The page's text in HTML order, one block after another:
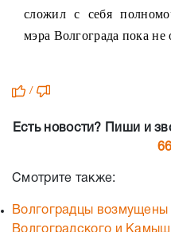
сложил с себя
мэра Волгограда пока не
/
Есть новости? Пиши и
Смотрите также:
Волгоградцы возмущены
Волгоградского и